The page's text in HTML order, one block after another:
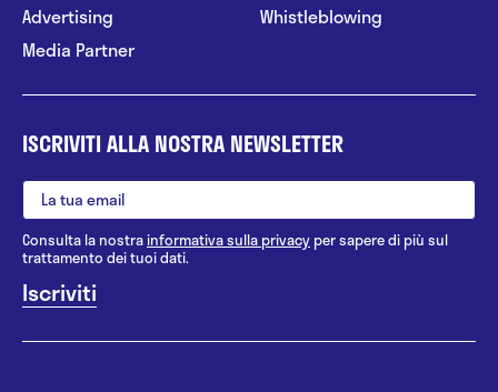
Advertising
Media Partner
Whistleblowing
ISCRIVITI ALLA NOSTRA NEWSLETTER
Consulta la nostrainformativa sulla privacy per sapere di più sul
trattamento dei tuoi dati.